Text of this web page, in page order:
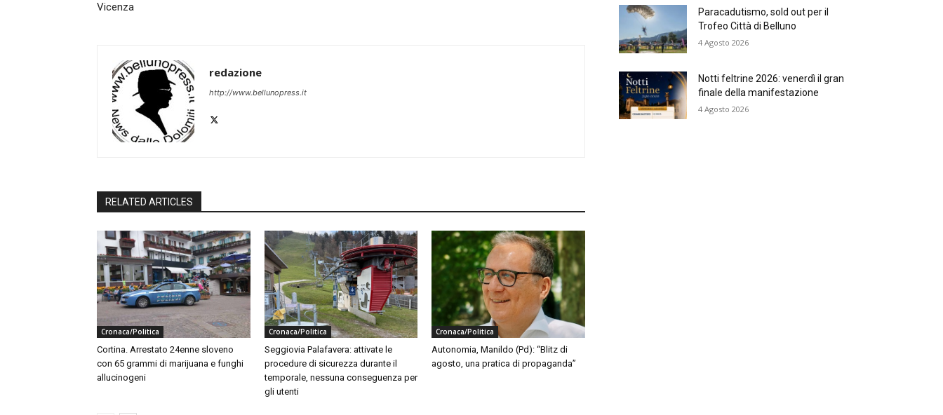
Vicenza
redazione
http://www.bellunopress.it
RELATED ARTICLES
Cronaca/Politica
Cortina. Arrestato 24enne sloveno
con 65 grammi di marijuana e funghi
allucinogeni
Cronaca/Politica
Seggiovia Palafavera: attivate le
procedure di sicurezza durante il
temporale, nessuna conseguenza per
gli utenti
Cronaca/Politica
Autonomia, Manildo (Pd): “Blitz di
agosto, una pratica di propaganda”
Paracadutismo, sold out per il
Trofeo Città di Belluno
4 Agosto 2026
Notti feltrine 2026: venerdì il gran
finale della manifestazione
4 Agosto 2026